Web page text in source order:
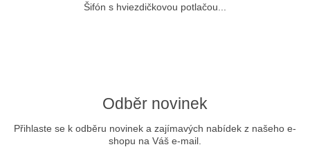
Šifón s hviezdičkovou potlačou...
Odběr novinek
Přihlaste se k odběru novinek a zajímavých nabídek z našeho e-
shopu na Váš e-mail.